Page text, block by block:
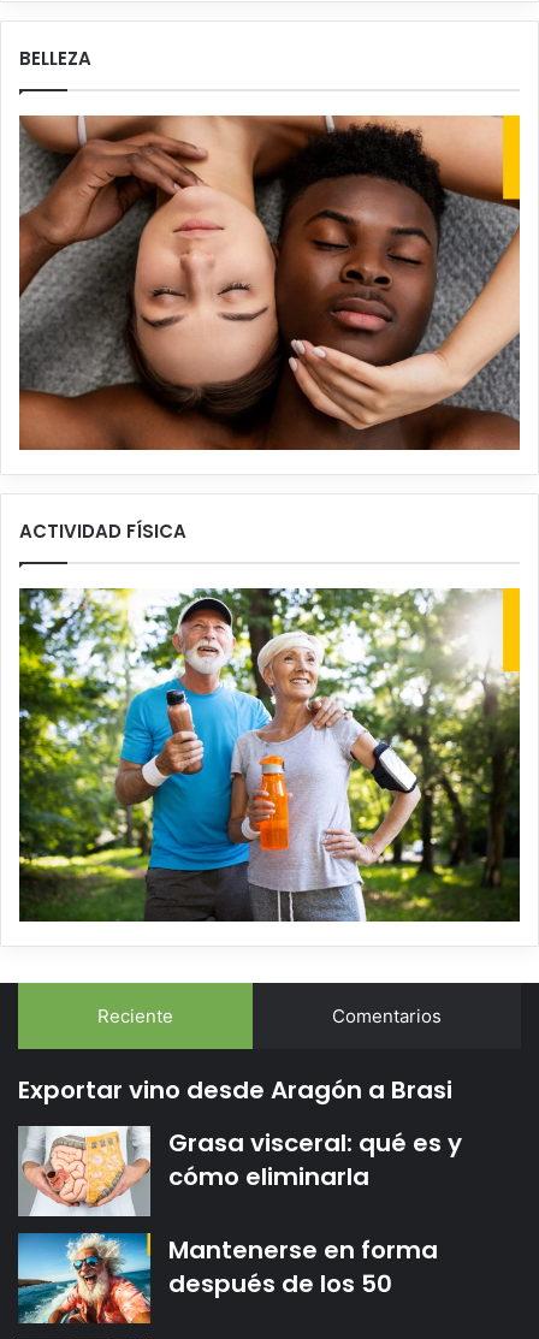
BELLEZA
ACTIVIDAD FÍSICA
Reciente Comentarios
Exportar vino desde Aragón a Brasi
Grasa visceral: qué es y
cómo eliminarla
Mantenerse en forma
después de los 50